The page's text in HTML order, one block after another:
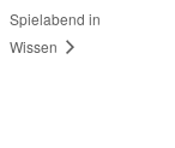
Spielabend in
Wissen